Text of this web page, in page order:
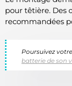
pour têtière. Des
recommandées
Poursuivez
batterie de son